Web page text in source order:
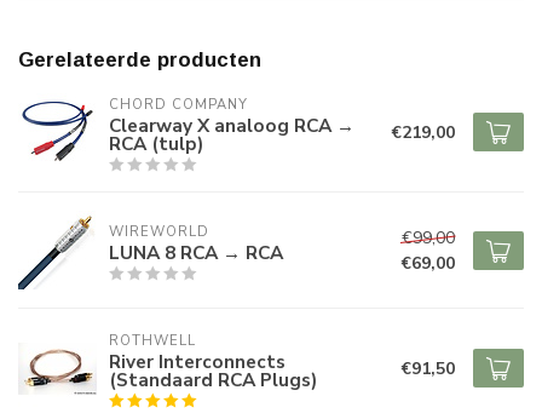
Gerelateerde producten
CHORD COMPANY
Clearway X analoog RCA →
RCA (tulp) €219,00
WIREWORLD
LUNA 8 RCA → RCA
€99,00
€69,00
ROTHWELL
River Interconnects
(Standaard RCA Plugs) €91,50